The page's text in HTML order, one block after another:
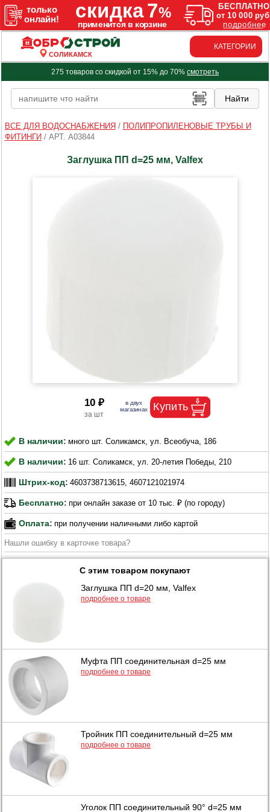
СОЛИКАМСК
КАТЕГОРИИ
275 товаров со скидкой от 15% до 70% смотреть
ВСЕ ДЛЯ ВОДОСНАБЖЕНИЯ / ПОЛИПРОПИЛЕНОВЫЕ ТРУБЫ И
ФИТИНГИ / АРТ. A03844
Заглушка ПП d=25 мм, Valfex
10 ₽
В наличии: много шт. Соликамск, ул. Всеобуча, 186
В наличии: 16 шт. Соликамск, ул. 20-летия Победы, 210
Штрих-код: 4603738713615, 4607121021974
Бесплатно: при онлайн заказе от 10 тыс. ₽ (по городу)
Оплата: при получении наличными либо картой
Нашли ошибку в карточке товара?
С этим товаром покупают
Заглушка ПП d=20 мм, Valfex
подробнее о товаре
Муфта ПП соединительная d=25 мм
подробнее о товаре
Тройник ПП соединительный d=25 мм
подробнее о товаре
Уголок ПП соединительный 90° d=25 мм